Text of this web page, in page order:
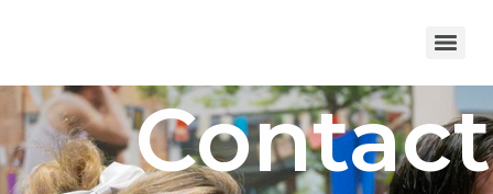
Contact